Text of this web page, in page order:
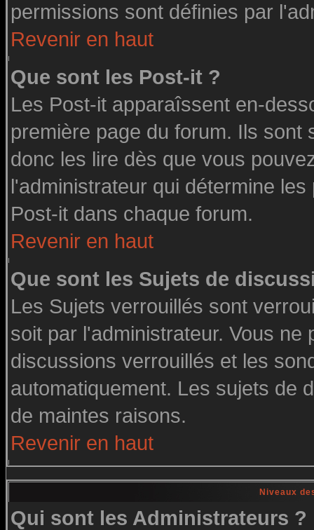
permissions sont définies par
Revenir en haut
Que sont les Post-it ?
Les Post-it apparaîssent en-
première page du forum. Ils
donc les lire dès que vous
l'administrateur qui détermine
Post-it dans chaque forum.
Revenir en haut
Que sont les Sujets de
Les Sujets verrouillés sont
soit par l'administrateur. Vous
discussions verrouillés et les
automatiquement. Les sujets de
de maintes raisons.
Revenir en haut
Niveaux
Qui sont les Administrateurs ?